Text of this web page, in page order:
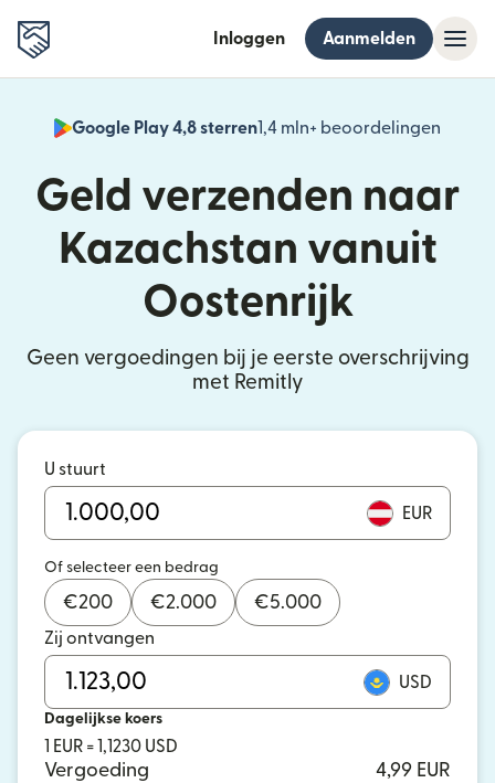
Inloggen Aanmelden
Google Play 4,8 sterren1,4 mln+ beoordelingen
Geld verzenden naar
Kazachstan vanuit
Oostenrijk
Geen vergoedingen bij je eerste overschrijving
met Remitly
U stuurt
EUR
Of selecteer een bedrag
€200 €2.000 €5.000
Zij ontvangen
USD
Dagelijkse koers
1 EUR = 1,1230 USD
Vergoeding
4,99 EUR